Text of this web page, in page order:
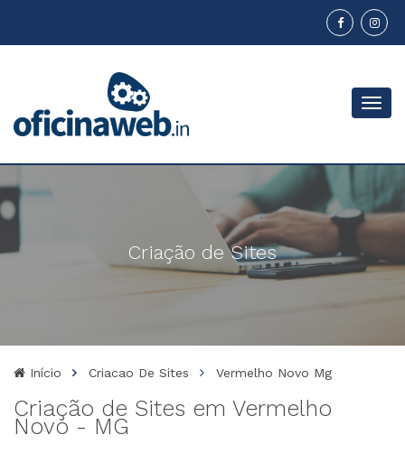
Menu
Criação de Sites
Início Criacao De Sites Vermelho Novo Mg
Criação de Sites em Vermelho
Novo - MG